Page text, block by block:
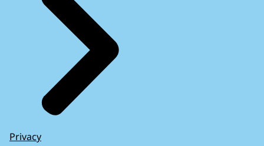
Privacy